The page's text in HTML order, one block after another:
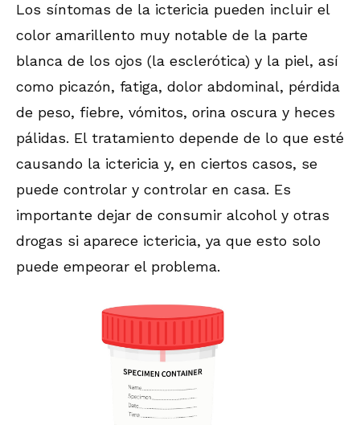
Los síntomas de la ictericia pueden incluir el
color amarillento muy notable de la parte
blanca de los ojos (la esclerótica) y la piel, así
como picazón, fatiga, dolor abdominal, pérdida
de peso, fiebre, vómitos, orina oscura y heces
pálidas. El tratamiento depende de lo que esté
causando la ictericia y, en ciertos casos, se
puede controlar y controlar en casa. Es
importante dejar de consumir alcohol y otras
drogas si aparece ictericia, ya que esto solo
puede empeorar el problema.